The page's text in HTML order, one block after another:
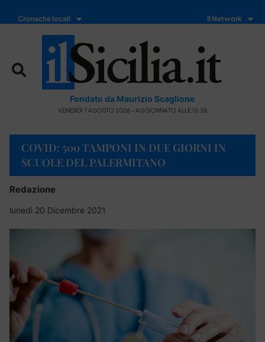
Cronache locali Il Network
Fondato da Maurizio Scaglione
VENERDÌ 7 AGOSTO 2026 - AGGIORNATO ALLE 15:38
COVID: 500 TAMPONI IN DUE GIORNI IN
SCUOLE DEL PALERMITANO
Redazione
lunedì 20 Dicembre 2021